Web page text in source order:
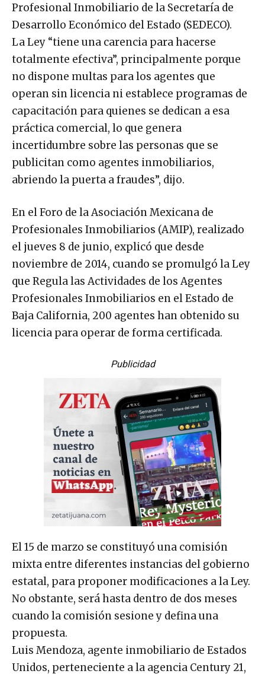
Profesional Inmobiliario de la Secretaría de
Desarrollo Económico del Estado (SEDECO).
La Ley “tiene una carencia para hacerse
totalmente efectiva”, principalmente porque
no dispone multas para los agentes que
operan sin licencia ni establece programas de
capacitación para quienes se dedican a esa
práctica comercial, lo que genera
incertidumbre sobre las personas que se
publicitan como agentes inmobiliarios,
abriendo la puerta a fraudes”, dijo.
En el Foro de la Asociación Mexicana de
Profesionales Inmobiliarios (AMIP), realizado
el jueves 8 de junio, explicó que desde
noviembre de 2014, cuando se promulgó la Ley
que Regula las Actividades de los Agentes
Profesionales Inmobiliarios en el Estado de
Baja California, 200 agentes han obtenido su
licencia para operar de forma certificada.
Publicidad
El 15 de marzo se constituyó una comisión
mixta entre diferentes instancias del gobierno
estatal, para proponer modificaciones a la Ley.
No obstante, será hasta dentro de dos meses
cuando la comisión sesione y defina una
propuesta.
Luis Mendoza, agente inmobiliario de Estados
Unidos, perteneciente a la agencia Century 21,